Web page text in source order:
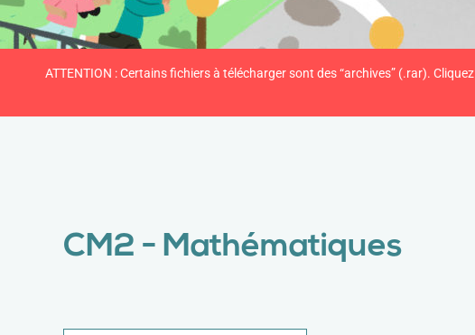
ATTENTION : Certains fichiers à télécharger sont des “archives” (.rar). Cliquez
CM2 - Mathématiques